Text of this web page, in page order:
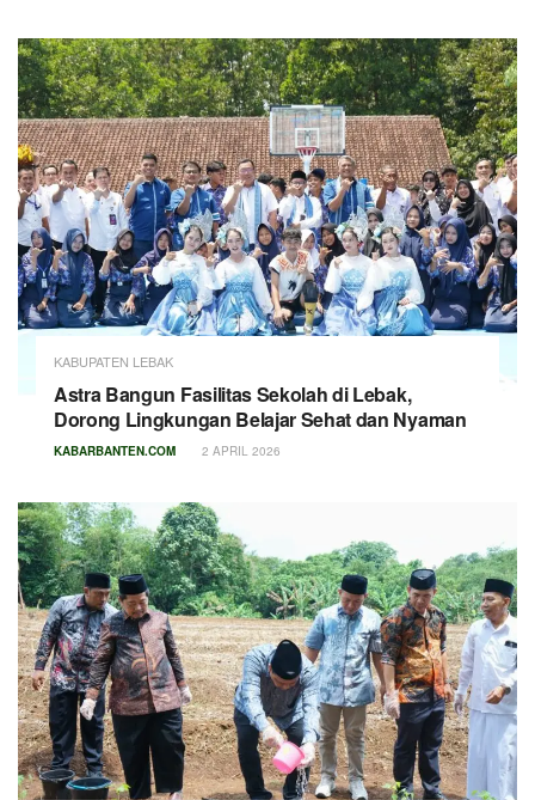
KABUPATEN LEBAK
Astra Bangun Fasilitas Sekolah di Lebak,
Dorong Lingkungan Belajar Sehat dan Nyaman
KABARBANTEN.COM 2 APRIL 2026